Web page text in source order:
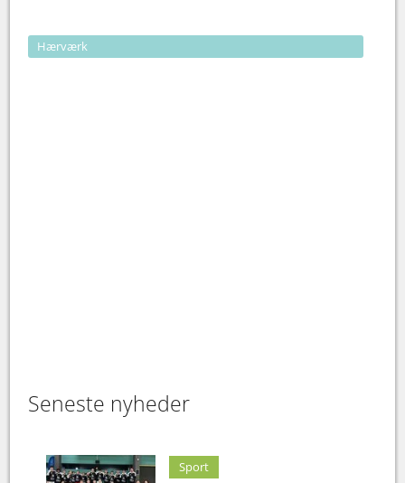
Hærværk
Seneste nyheder
Sport